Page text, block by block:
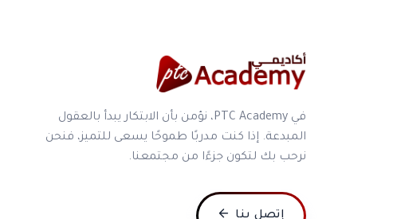
في PTC Academy، نؤمن بأن الابتكار يبدأ بالعقول
المبدعة. إذا كنت مدربًا طموحًا يسعى للتميز، فنحن
نرحب بك لتكون جزءًا من مجتمعنا.
إتصل بنا